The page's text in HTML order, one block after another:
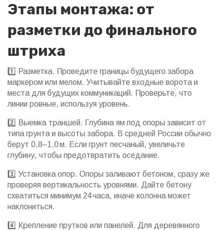
Этапы монтажа: от
разметки до финального
штриха
1️⃣ Разметка. Проведите границы будущего забора
маркером или мелом. Учитывайте входные ворота и
места для будущих коммуникаций. Проверьте, что
линии ровные, используя уровень.
2️⃣ Выемка траншей. Глубина ям под опоры зависит от
типа грунта и высоты забора. В средней России обычно
берут 0,8–1,0 м. Если грунт песчаный, увеличьте
глубину, чтобы предотвратить оседание.
3️⃣ Установка опор. Опоры заливают бетоном, сразу же
проверяя вертикальность уровнями. Дайте бетону
схватиться минимум 24 часа, иначе колонна может
наклониться.
4️⃣ Крепление прутков или панелей. Для деревянного